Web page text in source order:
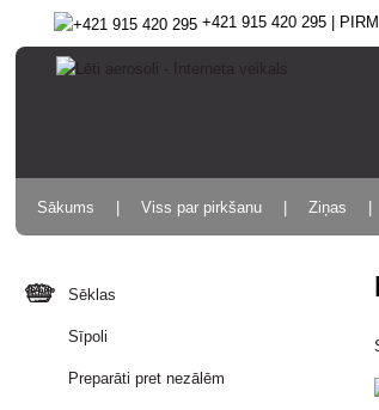
+421 915 420 295 |
Sākums Viss par pirkšanu Ziņas
Sēklas
Sīpoli
Preparāti pret nezālēm